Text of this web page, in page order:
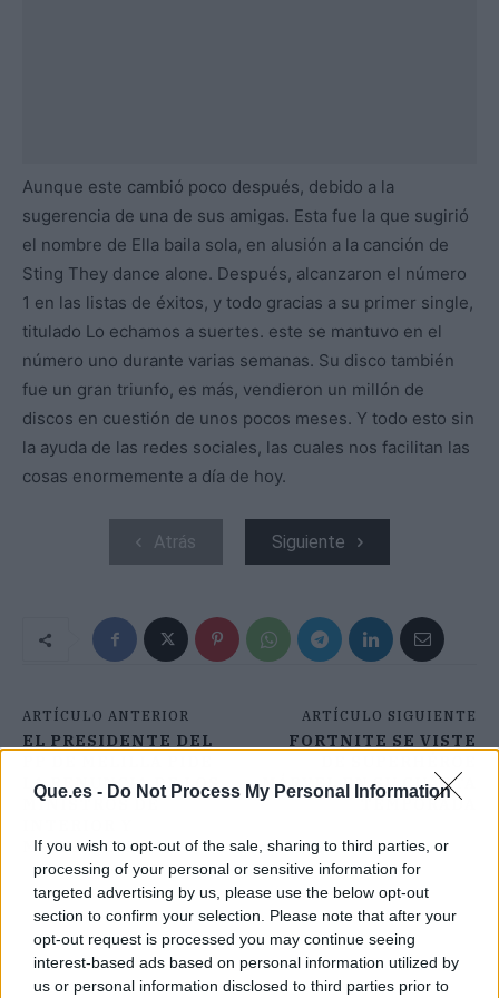
Que.es - Do Not Process My Personal Information
If you wish to opt-out of the sale, sharing to third parties, or
processing of your personal or sensitive information for
targeted advertising by us, please use the below opt-out
section to confirm your selection. Please note that after your
opt-out request is processed you may continue seeing
interest-based ads based on personal information utilized by
us or personal information disclosed to third parties prior to
Aunque este cambió poco después, debido a la
sugerencia de una de sus amigas. Esta fue la que sugirió
el nombre de Ella baila sola, en alusión a la canción de
Sting They dance alone. Después, alcanzaron el número
1 en las listas de éxitos, y todo gracias a su primer single,
titulado Lo echamos a suertes. este se mantuvo en el
número uno durante varias semanas. Su disco también
fue un gran triunfo, es más, vendieron un millón de
discos en cuestión de unos pocos meses. Y todo esto sin
la ayuda de las redes sociales, las cuales nos facilitan las
cosas enormemente a día de hoy.
Atrás Siguiente
ARTÍCULO ANTERIOR
EL PRESIDENTE DEL
LA RENUNCIA DE LOS
MINISTROS DE
MIGRACIONES
ARTÍCULO SIGUIENTE
FORTNITE SE VISTE
MÁRVEL EN SU CUARTA
TEMPORADA